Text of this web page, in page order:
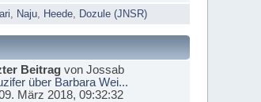
Naju Heede Dozule (JNSR)
Beitragvon Jossab
über Barbara Wei...
März 2018, 09:32:32